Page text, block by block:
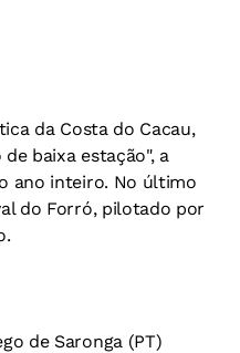
da Costa do Cacau,
baixa estação", a
ano inteiro. No último
do Forró, pilotado por
de Saronga (PT)